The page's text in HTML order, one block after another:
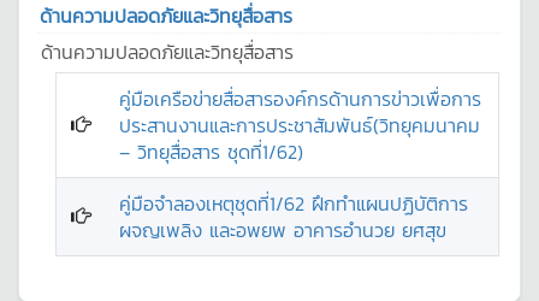
ด้านความปลอดภัยและวิทยุสื่อสาร
ด้านความปลอดภัยและวิทยุสื่อสาร
คู่มือเครือข่ายสื่อสารองค์กรด้านการข่าวเพื่อการ
ประสานงานและการประชาสัมพันธ์(วิทยุคมนาคม
– วิทยุสื่อสาร ชุดที่1/62)
คู่มือจำลองเหตุชุดที่1/62 ฝึกทำแผนปฏิบัติการ
ผจญเพลิง และอพยพ อาคารอำนวย ยศสุข